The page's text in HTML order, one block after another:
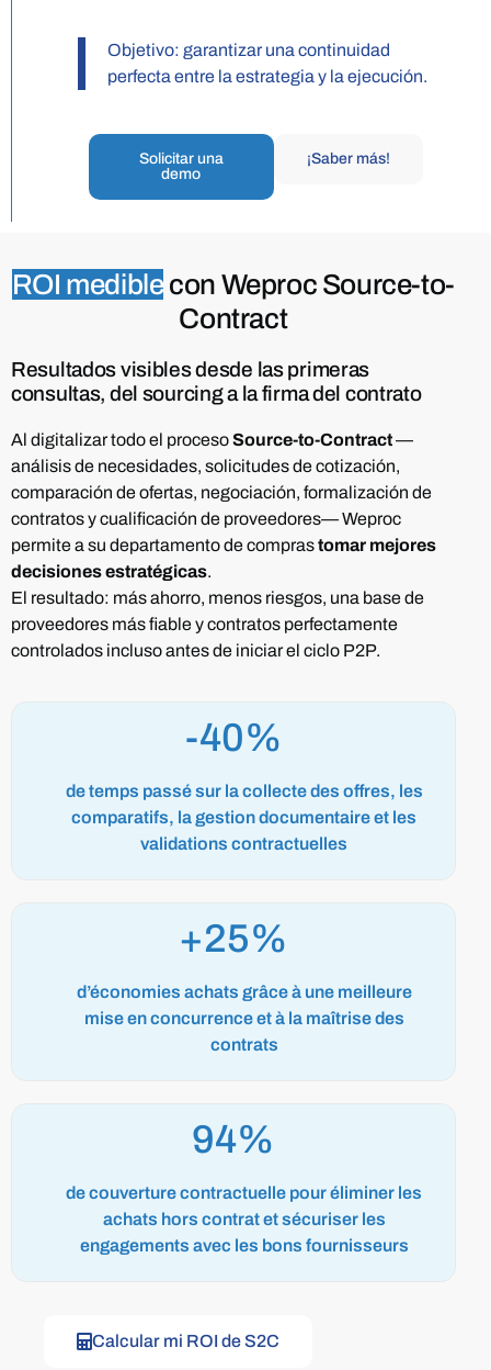
Objetivo: garantizar una continuidad
perfecta entre la estrategia y la ejecución.
Solicitar una
demo
¡Saber más!
ROI medible con Weproc Source-to-
Contract
Resultados visibles desde las primeras
consultas, del sourcing a la firma del contrato
Al digitalizar todo el procesoSource-to-Contract—
análisis de necesidades, solicitudes de cotización,
comparación de ofertas, negociación, formalización de
contratos y cualificación de proveedores— Weproc
permite a su departamento de comprastomar mejores
decisiones estratégicas.
El resultado: más ahorro, menos riesgos, una base de
proveedores más fiable y contratos perfectamente
controlados incluso antes de iniciar el ciclo P2P.
-40%
de temps passé sur la collecte des offres, les
comparatifs, la gestion documentaire et les
validations contractuelles
+25%
d’économies achats grâce à une meilleure
mise en concurrence et à la maîtrise des
contrats
99%
de couverture contractuelle pour éliminer les
achats hors contrat et sécuriser les
engagements avec les bons fournisseurs
Calcular mi ROI de S2C